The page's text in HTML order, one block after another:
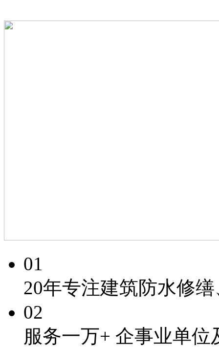
01
20年专注建筑防水修
02
服务一万+ 企事业单位